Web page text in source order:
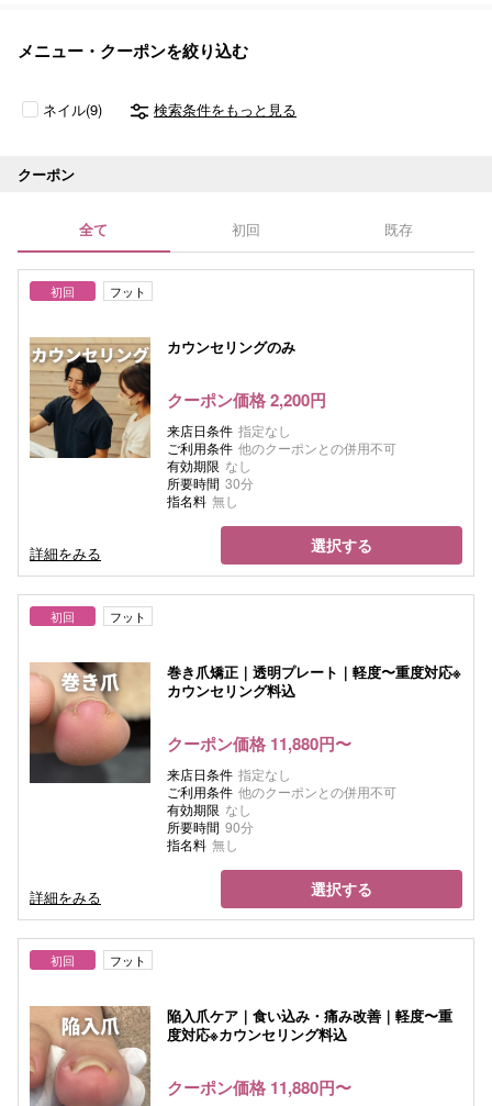
メニュー・クーポンを絞り込む
ネイル(9) 検索条件をもっと見る
クーポン
全て 初回 既存
初回 フット
カウンセリングのみ
クーポン価格 2,200円
来店日条件 指定なし
ご利用条件 他のクーポンとの併用不可
有効期限 なし
所要時間 30分
指名料 無し
詳細をみる 選択する
初回 フット
巻き爪矯正｜透明プレート｜軽度〜重度対応※
カウンセリング料込
クーポン価格 11,880円〜
来店日条件 指定なし
ご利用条件 他のクーポンとの併用不可
有効期限 なし
所要時間 90分
指名料 無し
詳細をみる 選択する
初回 フット
陥入爪ケア｜食い込み・痛み改善｜軽度〜重
度対応※カウンセリング料込
クーポン価格 11,880円〜